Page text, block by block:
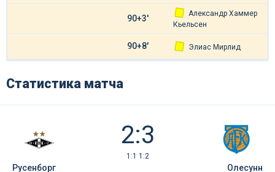
90+3'
Александр Хаммер
Кьельсен
90+8' Элиас Мирлид
Статистика матча
2:3
1:1 1:2
Русенборг Олесунн